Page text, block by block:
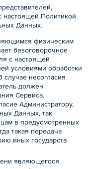
настоящей Политикой
Данных.
физическим
безоговорочное
с настоящей
условиями обработки
несогласия
должен
Сервиса.
Администратору,
Данных, так
в предусмотренных
такая передача
иных государств
являющегося